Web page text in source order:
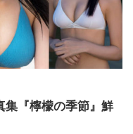
『檸檬の季節』鮮